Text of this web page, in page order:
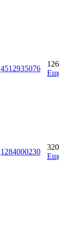
4512935076
1284000230